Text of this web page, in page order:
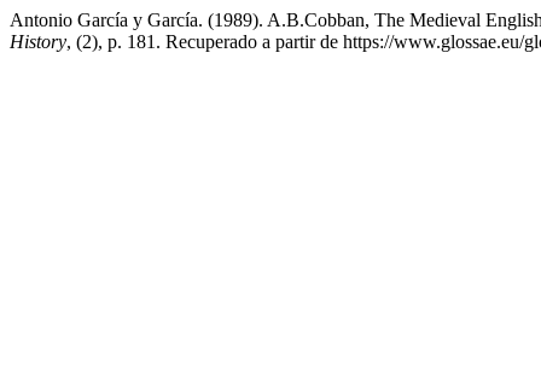
Antonio García y García. (1989). A.B.Cobban, The Medieval
History, (2), p. 181. Recuperado a partir de https://www.glossae.eu/